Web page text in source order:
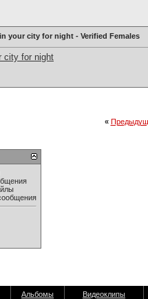
your city for night - Verified Females
city for night
«
Альбомы Видеоклипы